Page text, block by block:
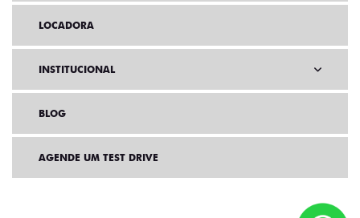
LOCADORA
INSTITUCIONAL
BLOG
AGENDE UM TEST DRIVE